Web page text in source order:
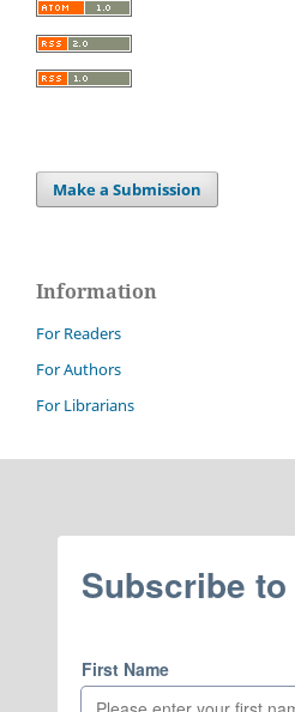
Make a Submission
Information
For Readers
For Authors
For Librarians